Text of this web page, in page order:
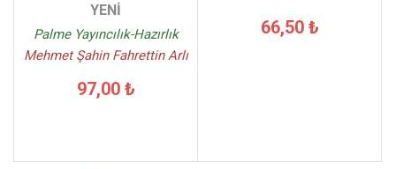
YENİ
Palme Yayıncılık-Hazırlık
Mehmet Şahin Fahrettin Arlı
97,00 ₺
66,50 ₺